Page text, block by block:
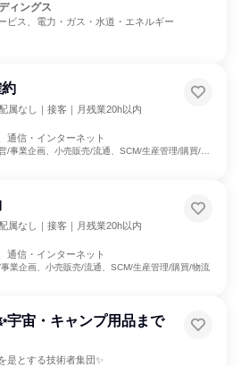
ィングス
ビス、電力・ガス・水道・エネルギー
属なし｜接客｜月残業20h以内
通信・インターネット
/事業企画、小売販売/流通、SCM/生産管理/購買/物流
属なし｜接客｜月残業20h以内
通信・インターネット
業企画、小売販売/流通、SCM/生産管理/購買/物流
宇宙・キャンプ用品まで
是とする技術者集団✨